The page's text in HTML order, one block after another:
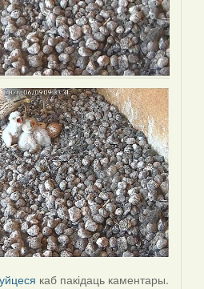
каб пакідаць каментары.